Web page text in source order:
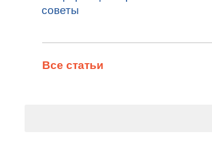
советы
Все статьи